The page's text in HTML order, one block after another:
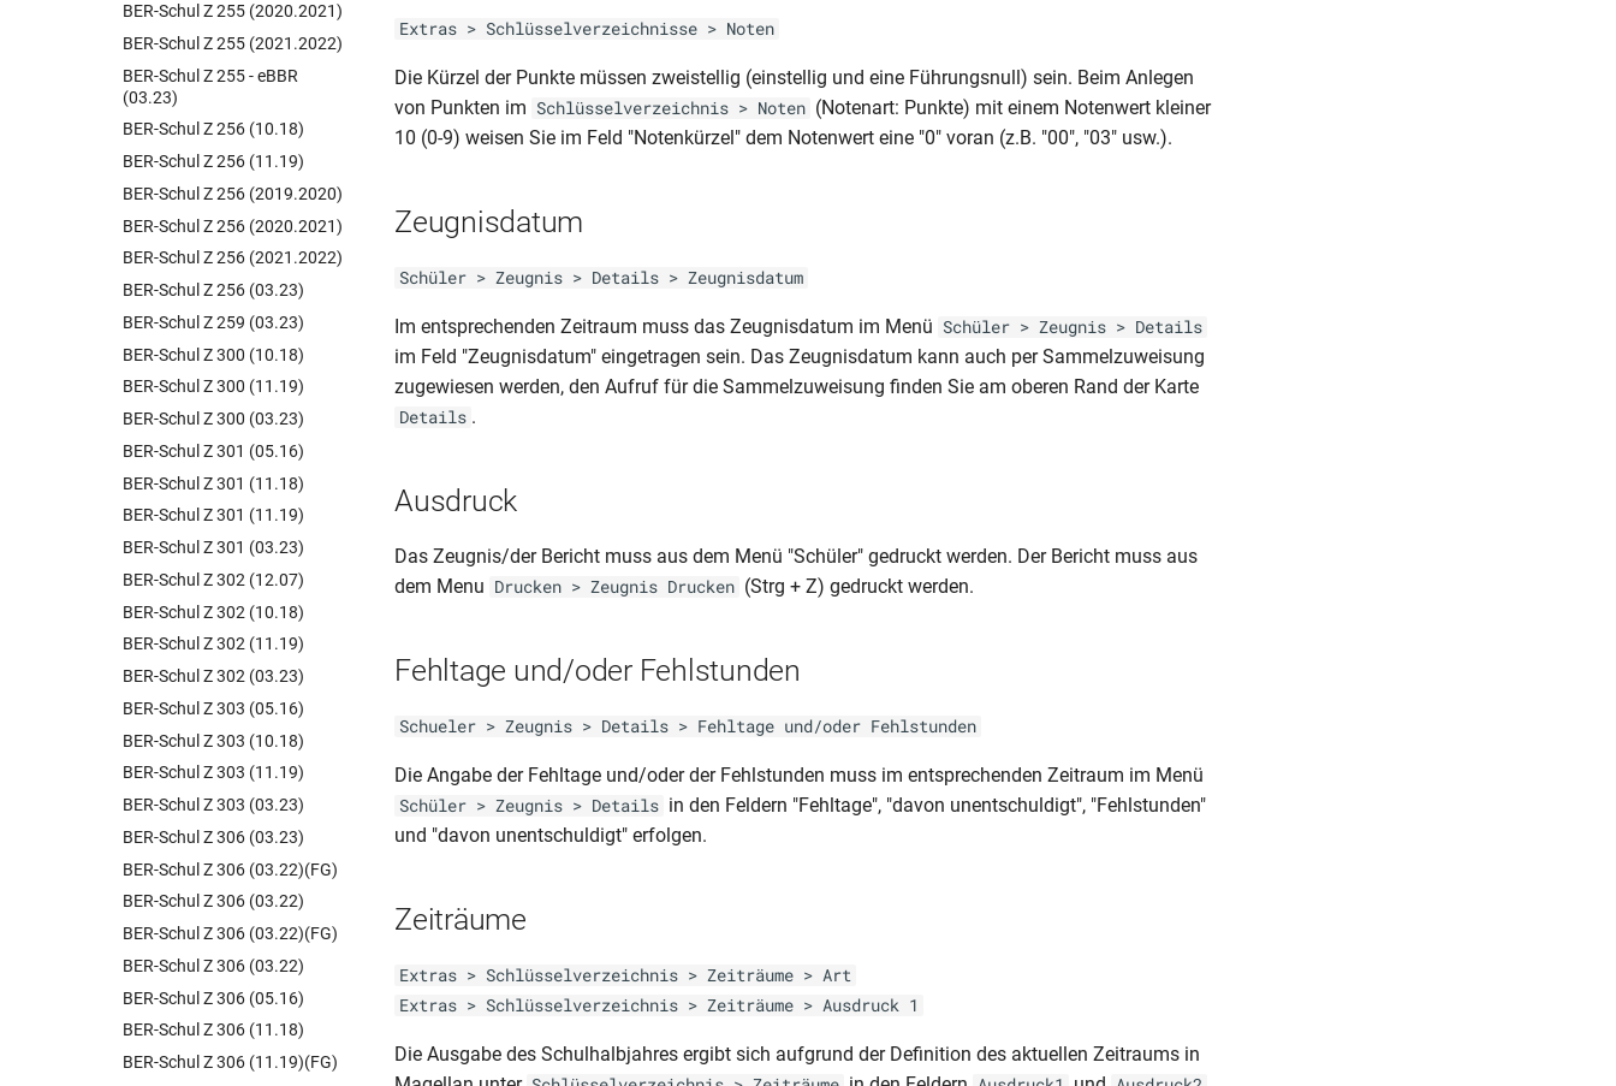
BER-Schul Z 255 (2020.2021)
BER-Schul Z 255 (2021.2022)
BER-Schul Z 255 - eBBR
(03.23)
BER-Schul Z 256 (10.18)
BER-Schul Z 256 (11.19)
BER-Schul Z 256 (2019.2020)
BER-Schul Z 256 (2020.2021)
BER-Schul Z 256 (2021.2022)
BER-Schul Z 256 (03.23)
BER-Schul Z 259 (03.23)
BER-Schul Z 300 (10.18)
BER-Schul Z 300 (11.19)
BER-Schul Z 300 (03.23)
BER-Schul Z 301 (05.16)
BER-Schul Z 301 (11.18)
BER-Schul Z 301 (11.19)
BER-Schul Z 301 (03.23)
BER-Schul Z 302 (12.07)
BER-Schul Z 302 (10.18)
BER-Schul Z 302 (11.19)
BER-Schul Z 302 (03.23)
BER-Schul Z 303 (05.16)
BER-Schul Z 303 (10.18)
BER-Schul Z 303 (11.19)
BER-Schul Z 303 (03.23)
BER-Schul Z 306 (03.23)
BER-Schul Z 306 (03.22)(FG)
BER-Schul Z 306 (03.22)
BER-Schul Z 306 (03.22)(FG)
BER-Schul Z 306 (03.22)
BER-Schul Z 306 (05.16)
BER-Schul Z 306 (11.18)
BER-Schul Z 306 (11.19)(FG)
Extras > Schlüsselverzeichnisse > Noten
Die Kürzel der Punkte müssen zweistellig (einstellig und eine Führungsnull) sein. Beim Anlegen
von Punkten im Schlüsselverzeichnis > Noten (Notenart: Punkte) mit einem Notenwert kleiner
10 (0-9) weisen Sie im Feld "Notenkürzel" dem Notenwert eine "0" voran (z.B. "00", "03" usw.).
Zeugnisdatum
Schüler > Zeugnis > Details > Zeugnisdatum
Im entsprechenden Zeitraum muss das Zeugnisdatum im Menü Schüler > Zeugnis > Details
im Feld "Zeugnisdatum" eingetragen sein. Das Zeugnisdatum kann auch per Sammelzuweisung
zugewiesen werden, den Aufruf für die Sammelzuweisung finden Sie am oberen Rand der Karte
Details .
Ausdruck
Das Zeugnis/der Bericht muss aus dem Menü "Schüler" gedruckt werden. Der Bericht muss aus
dem Menu Drucken > Zeugnis Drucken (Strg + Z) gedruckt werden.
Fehltage und/oder Fehlstunden
Schueler > Zeugnis > Details > Fehltage und/oder Fehlstunden
Die Angabe der Fehltage und/oder der Fehlstunden muss im entsprechenden Zeitraum im Menü
Schüler > Zeugnis > Details in den Feldern "Fehltage", "davon unentschuldigt", "Fehlstunden"
und "davon unentschuldigt" erfolgen.
Zeiträume
Extras > Schlüsselverzeichnis > Zeiträume > Art
Extras > Schlüsselverzeichnis > Zeiträume > Ausdruck 1
Die Ausgabe des Schulhalbjahres ergibt sich aufgrund der Definition des aktuellen Zeitraums in